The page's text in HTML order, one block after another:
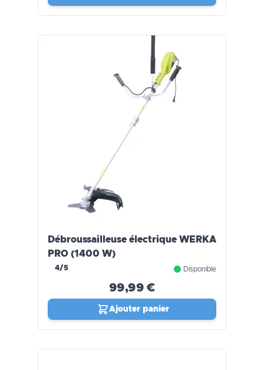
Débroussailleuse électrique WERKA
PRO (1400 W)
4/5 Disponible
99,99 €
Ajouter panier